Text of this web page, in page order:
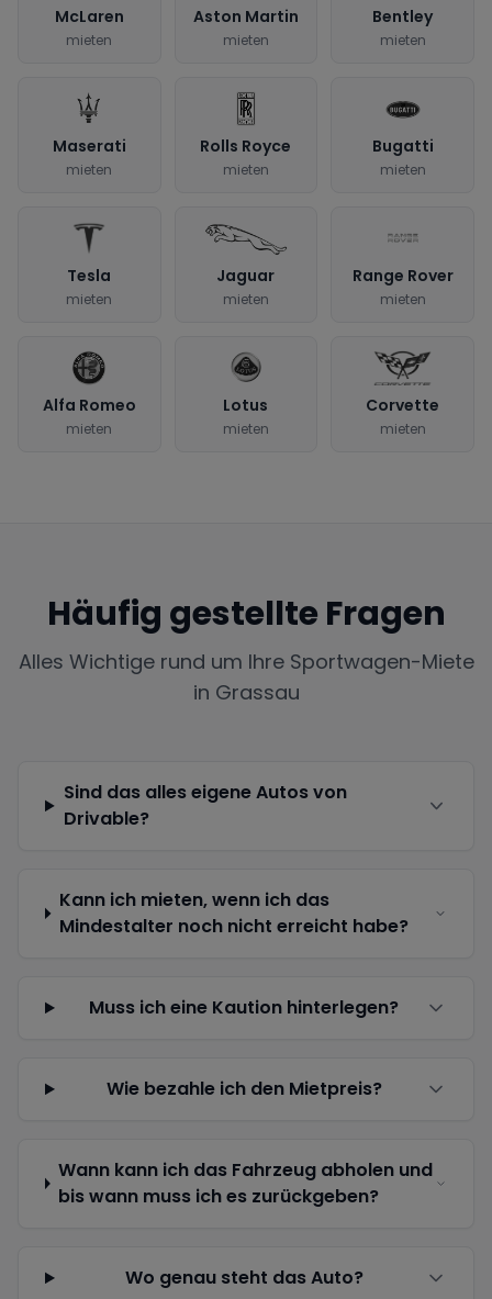
McLaren
mieten
Aston Martin
mieten
Bentley
mieten
Maserati
mieten
Rolls Royce
mieten
Bugatti
mieten
Tesla
mieten
Jaguar
mieten
Range Rover
mieten
Alfa Romeo
mieten
Lotus
mieten
Corvette
mieten
Häufig gestellte Fragen
Alles Wichtige rund um Ihre Sportwagen-Miete
in Grassau
Sind das alles eigene Autos von
Drivable?
Kann ich mieten, wenn ich das
Mindestalter noch nicht erreicht habe?
Muss ich eine Kaution hinterlegen?
Wie bezahle ich den Mietpreis?
Wann kann ich das Fahrzeug abholen und
bis wann muss ich es zurückgeben?
Wo genau steht das Auto?